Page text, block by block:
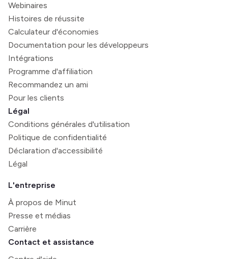
Webinaires
Histoires de réussite
Calculateur d'économies
Documentation pour les développeurs
Intégrations
Programme d'affiliation
Recommandez un ami
Pour les clients
Légal
Conditions générales d'utilisation
Politique de confidentialité
Déclaration d'accessibilité
Légal
L'entreprise
À propos de Minut
Presse et médias
Carrière
Contact et assistance